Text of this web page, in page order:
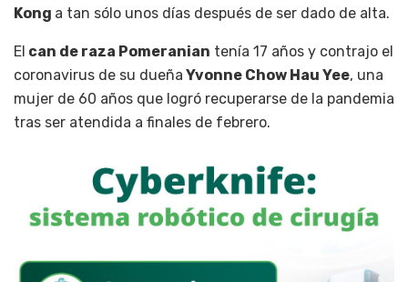
Kong a tan sólo unos días después de ser dado de alta.
El can de raza Pomeranian tenía 17 años y contrajo el
coronavirus de su dueña Yvonne Chow Hau Yee, una
mujer de 60 años que logró recuperarse de la pandemia
tras ser atendida a finales de febrero.